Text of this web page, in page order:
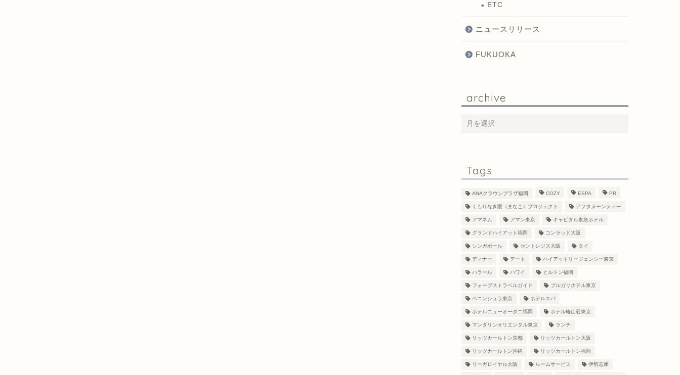
ETC
ニュースリリース
FUKUOKA
archive
Tags
ANAクラウンプラザ福岡 COZY ESPA PR
くもりなき眼（まなこ）プロジェクト アフタヌーンティー
アマネム アマン東京 キャピタル東急ホテル
グランドハイアット福岡 コンラッド大阪
シンガポール セントレジス大阪 タイ
ディナー デート ハイアットリージェンシー東京
ハラール ハワイ ヒルトン福岡
フォーブストラベルガイド ブルガリホテル東京
ペニンシュラ東京 ホテルスパ
ホテルニューオータニ福岡 ホテル椿山荘東京
マンダリンオリエンタル東京 ランチ
リッツカールトン京都 リッツカールトン大阪
リッツカールトン沖縄 リッツカールトン福岡
リーガロイヤル大阪 ルームサービス 伊勢志摩